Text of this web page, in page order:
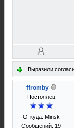
Выразили
ffromby
Постоялец
Откуда: Minsk
Сообщений: 19